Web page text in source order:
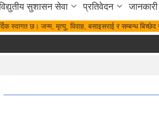
सुशासन सेवा प्रतिवेदन जानकारी
स्वागत छ। जन्म, मृत्यु, विवाह, बसाइसराई र सम्बन्ध